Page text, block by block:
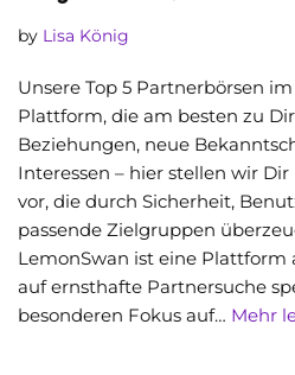
by Lisa König
Unsere Top 5 Partnerbörsen
Plattform, die am besten zu
Beziehungen, neue
Interessen – hier stellen wir
vor, die durch Sicherheit,
passende Zielgruppen
LemonSwan ist eine Plattform
auf ernsthafte Partnersuche
besonderen Fokus auf… Mehr